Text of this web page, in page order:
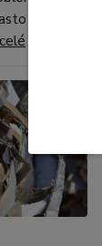
na hraně